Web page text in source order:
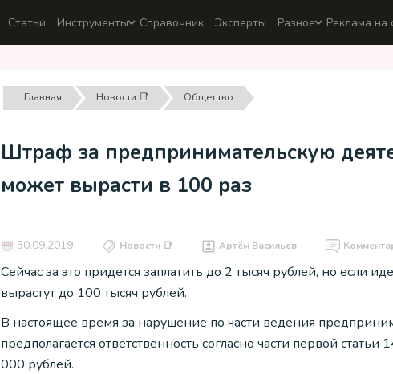
Статьи Инструменты Справочник Эксперты Разное Реклама на
Главная Новости 📑 Общество
Штраф за предпринимательскую
может вырасти в 100 раз
30.09.2019 Новости 📑 Артём Васильев
Сейчас за это придется заплатить до 2 тысяч рублей, но
вырастут до 100 тысяч рублей.
В настоящее время за нарушение по части ведения
предполагается ответственность согласно части первой
000 рублей.